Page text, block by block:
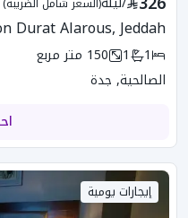
Durat Alarous, Jeddah
1
1
150 متر مربع
الصالحية, جدة
إيجارات يومية